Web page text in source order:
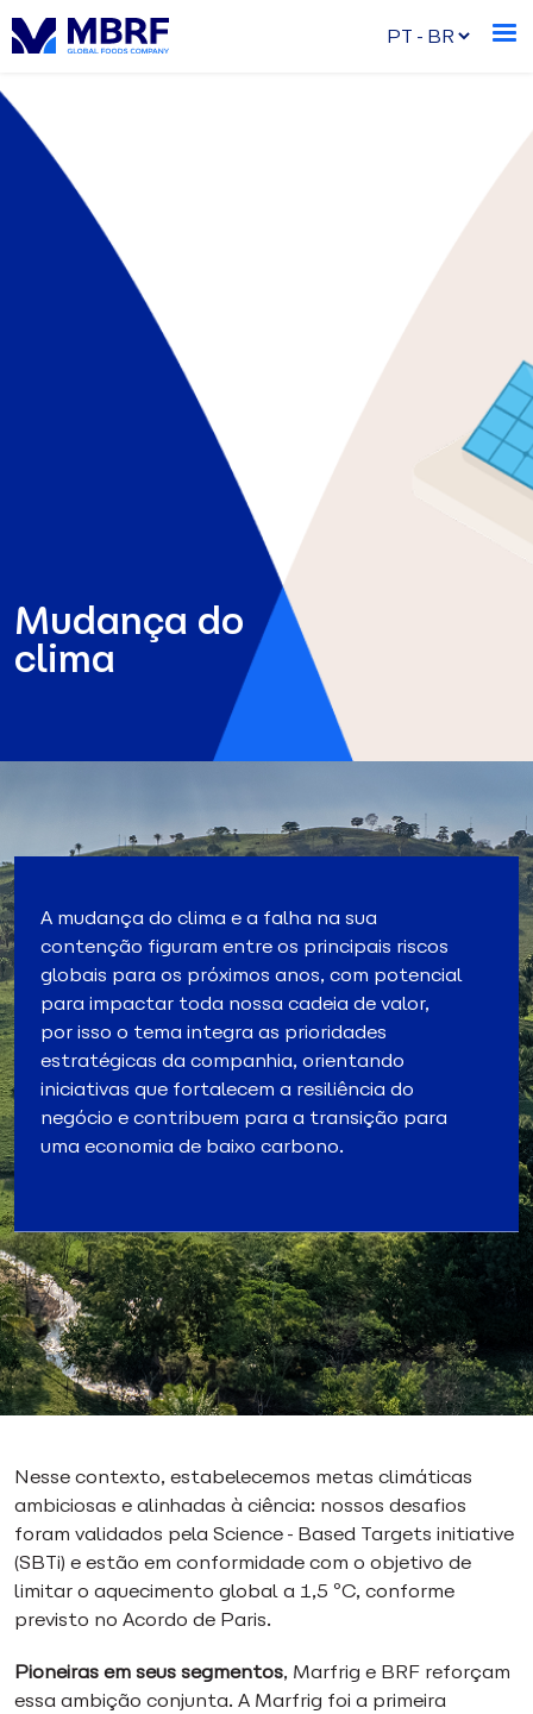
Mudança do
clima
A mudança do clima e a falha na sua
contenção figuram entre os principais riscos
globais para os próximos anos, com potencial
para impactar toda nossa cadeia de valor,
por isso o tema integra as prioridades
estratégicas da companhia, orientando
iniciativas que fortalecem a resiliência do
negócio e contribuem para a transição para
uma economia de baixo carbono.
Nesse contexto, estabelecemos metas climáticas
ambiciosas e alinhadas à ciência: nossos desafios
foram validados pela Science-Based Targets initiative
(SBTi) e estão em conformidade com o objetivo de
limitar o aquecimento global a 1,5 ºC, conforme
previsto no Acordo de Paris.
Pioneiras em seus segmentos, Marfrig e BRF reforçam
essa ambição conjunta. A Marfrig foi a primeira